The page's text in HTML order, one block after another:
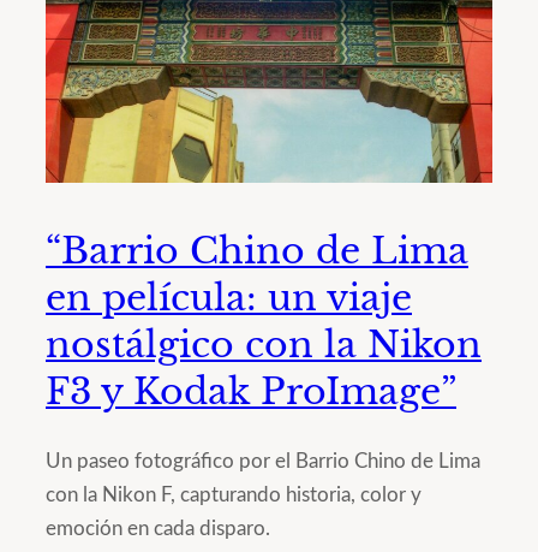
“Barrio Chino de Lima
en película: un viaje
nostálgico con la Nikon
F3 y Kodak ProImage”
Un paseo fotográfico por el Barrio Chino de Lima
con la Nikon F, capturando historia, color y
emoción en cada disparo.